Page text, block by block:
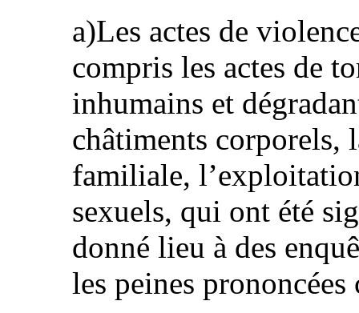
a)Les actes de
compris les actes de
inhumains et
châtiments corporels,
familiale,
sexuels, qui ont été
donné lieu à des
les peines